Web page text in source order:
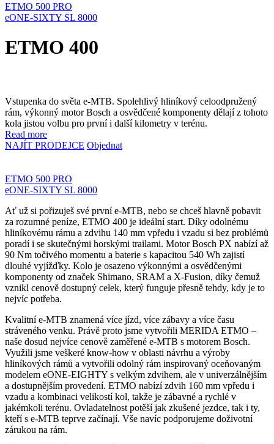
ETMO 500 PRO
eONE-SIXTY SL 8000
ETMO 400
Vstupenka do světa e-MTB. Spolehlivý hliníkový celoodpružený
rám, výkonný motor Bosch a osvědčené komponenty dělají z tohoto
kola jistou volbu pro první i další kilometry v terénu.
Read more
NAJÍT PRODEJCE Objednat
ETMO 500 PRO
eONE-SIXTY SL 8000
Ať už si pořizuješ své první e-MTB, nebo se chceš hlavně pobavit
za rozumné peníze, ETMO 400 je ideální start. Díky odolnému
hliníkovému rámu a zdvihu 140 mm vpředu i vzadu si bez problémů
poradí i se skutečnými horskými trailami. Motor Bosch PX nabízí až
90 Nm točivého momentu a baterie s kapacitou 540 Wh zajistí
dlouhé vyjížďky. Kolo je osazeno výkonnými a osvědčenými
komponenty od značek Shimano, SRAM a X-Fusion, díky čemuž
vznikl cenově dostupný celek, který funguje přesně tehdy, kdy je to
nejvíc potřeba.
Kvalitní e-MTB znamená více jízd, více zábavy a více času
stráveného venku. Právě proto jsme vytvořili MERIDA ETMO –
naše dosud nejvíce cenově zaměřené e-MTB s motorem Bosch.
Využili jsme veškeré know-how v oblasti návrhu a výroby
hliníkových rámů a vytvořili odolný rám inspirovaný oceňovaným
modelem eONE-EIGHTY s velkým zdvihem, ale v univerzálnějším
a dostupnějším provedení. ETMO nabízí zdvih 160 mm vpředu i
vzadu a kombinaci velikostí kol, takže je zábavné a rychlé v
jakémkoli terénu. Ovladatelnost potěší jak zkušené jezdce, tak i ty,
kteří s e-MTB teprve začínají. Vše navíc podporujeme doživotní
zárukou na rám.